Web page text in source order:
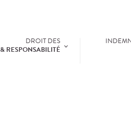
DROIT DES
RESPONSABILITÉ